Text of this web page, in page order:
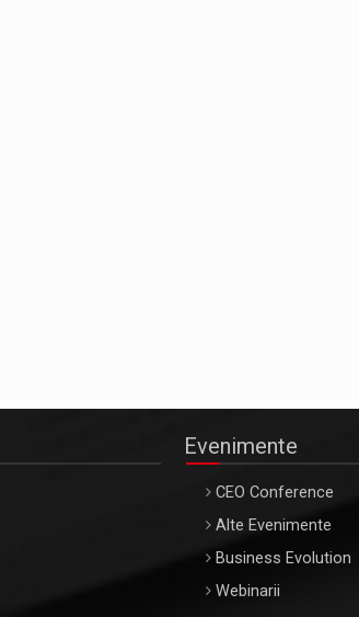
Evenimente
CEO Conference
Alte Evenimente
Business Evolution
Webinarii